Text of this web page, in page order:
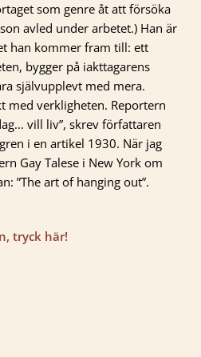
som genre åt att försöka
avled under arbetet.) Han är
han kommer fram till: ett
bygger på iakttagarens
självupplevt med mera.
med verkligheten. Reportern
vill liv”, skrev författaren
i en artikel 1930. När jag
Gay Talese i New York om
”The art of hanging out”.
tryck här!